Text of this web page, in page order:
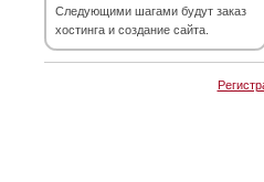
Следующими шагами будут заказ
хостинга и создание сайта.